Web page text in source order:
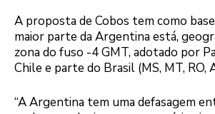
A proposta de Cobos tem como
maior parte da Argentina está,
zona do fuso -4 GMT, adotado por
Chile e parte do Brasil (MS, MT, RO,
“A Argentina tem uma defasagem